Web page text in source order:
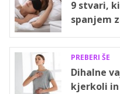
9 stvari,
spanjem
PREBERI ŠE
Dihalne
kjerkoli